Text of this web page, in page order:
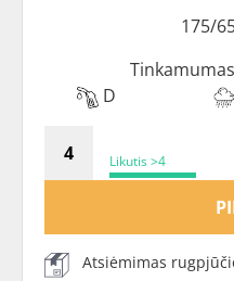
175/
D
Likutis >4
Atsiėmimas